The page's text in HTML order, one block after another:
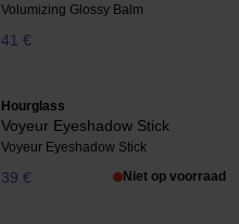
Volumizing Glossy Balm
41 €
Hourglass
Voyeur Eyeshadow Stick
Voyeur Eyeshadow Stick
39 € Niet op voorraad